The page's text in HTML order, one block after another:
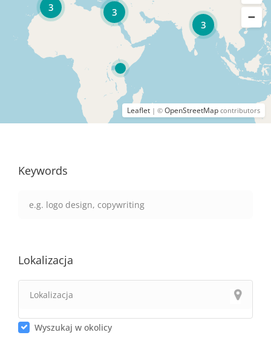
3
3
3
Leaflet | © OpenStreetMap contributors
Keywords
Lokalizacja
Wyszukaj w okolicy